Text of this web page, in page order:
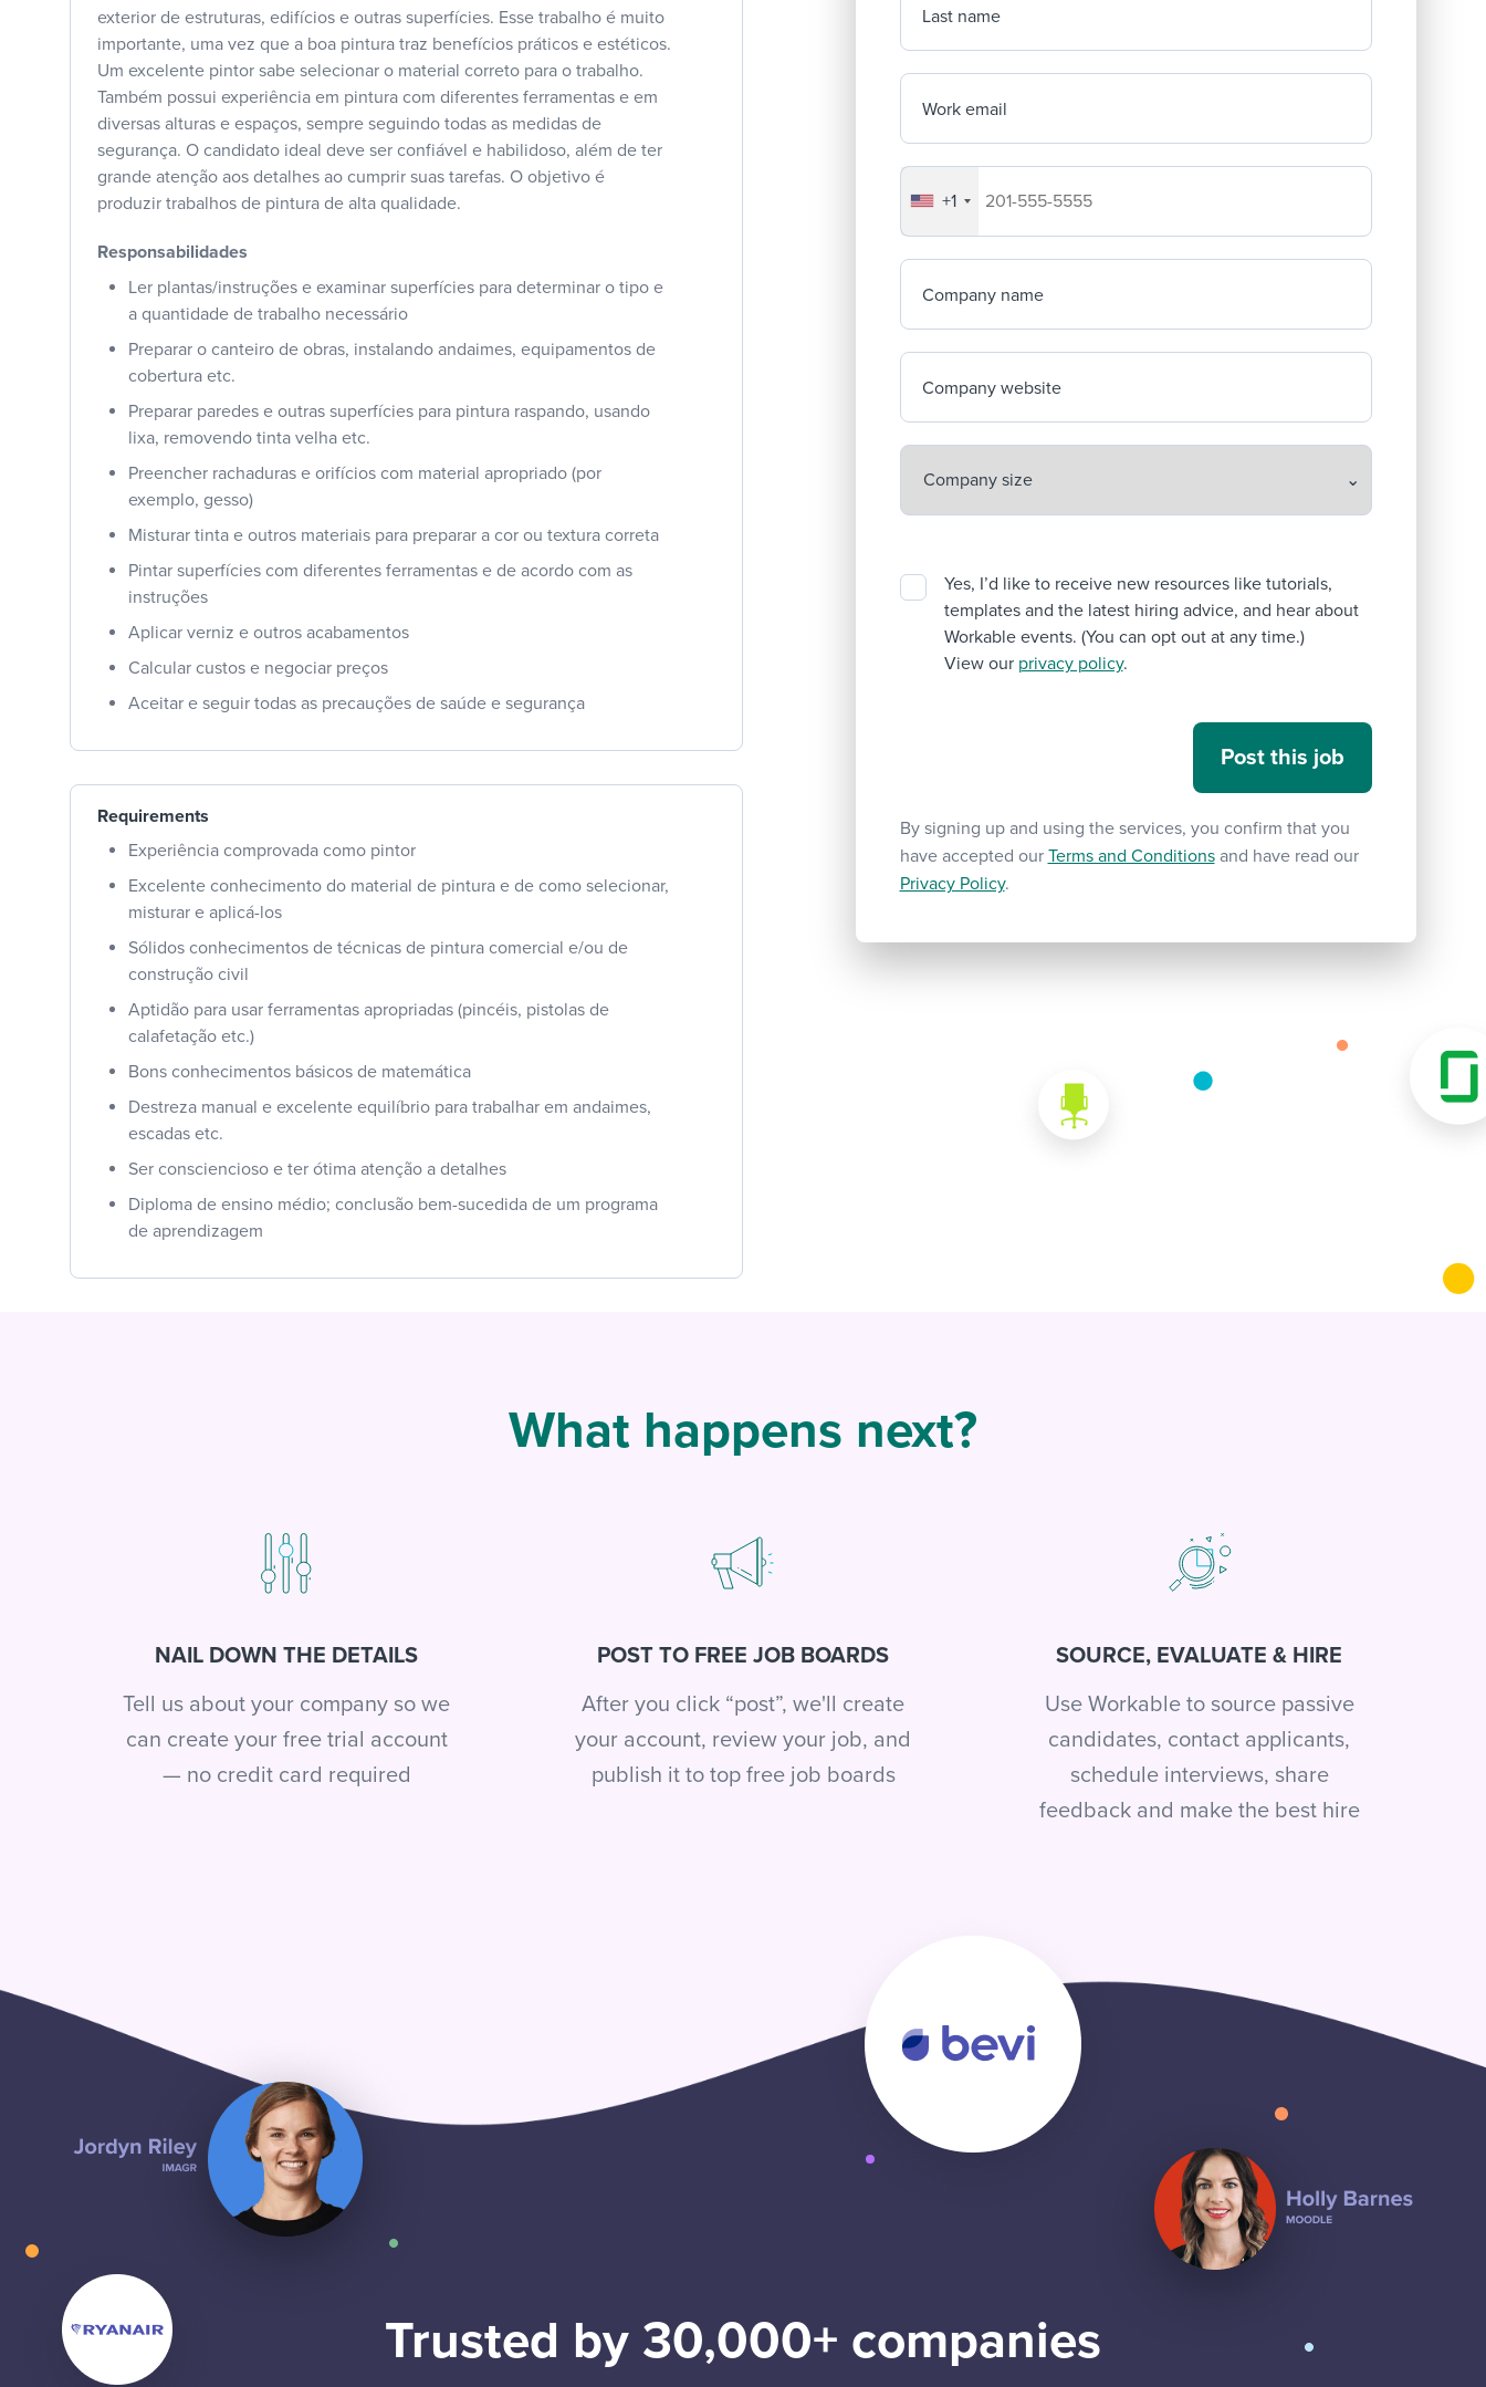
exterior de estruturas, edifícios e outras superfícies. Esse trabalho é muito
importante, uma vez que a boa pintura traz benefícios práticos e estéticos.
Um excelente pintor sabe selecionar o material correto para o trabalho.
Também possui experiência em pintura com diferentes ferramentas e em
diversas alturas e espaços, sempre seguindo todas as medidas de
segurança. O candidato ideal deve ser confiável e habilidoso, além de ter
grande atenção aos detalhes ao cumprir suas tarefas. O objetivo é
produzir trabalhos de pintura de alta qualidade.
Responsabilidades
Ler plantas/instruções e examinar superfícies para determinar o tipo e
a quantidade de trabalho necessário
Preparar o canteiro de obras, instalando andaimes, equipamentos de
cobertura etc.
Preparar paredes e outras superfícies para pintura raspando, usando
lixa, removendo tinta velha etc.
Preencher rachaduras e orifícios com material apropriado (por
exemplo, gesso)
Misturar tinta e outros materiais para preparar a cor ou textura correta
Pintar superfícies com diferentes ferramentas e de acordo com as
instruções
Aplicar verniz e outros acabamentos
Calcular custos e negociar preços
Aceitar e seguir todas as precauções de saúde e segurança
Requirements
Experiência comprovada como pintor
Excelente conhecimento do material de pintura e de como selecionar,
misturar e aplicá-los
Sólidos conhecimentos de técnicas de pintura comercial e/ou de
construção civil
Aptidão para usar ferramentas apropriadas (pincéis, pistolas de
calafetação etc.)
Bons conhecimentos básicos de matemática
Destreza manual e excelente equilíbrio para trabalhar em andaimes,
escadas etc.
Ser consciencioso e ter ótima atenção a detalhes
Diploma de ensino médio; conclusão bem-sucedida de um programa
de aprendizagem
Last name
Work email
Your company's phone number
+1
Company name
Company website
Yes, I’d like to receive new resources like tutorials,
templates and the latest hiring advice, and hear about
Workable events. (You can opt out at any time.)
View our privacy policy.
By signing up and using the services, you confirm that you
have accepted our Terms and Conditionsand have read our
Privacy Policy.
What happens next?
NAIL DOWN THE DETAILS
Tell us about your company so we
can create your free trial account
— no credit card required
POST TO FREE JOB BOARDS
After you click “post”, we'll create
your account, review your job, and
publish it to top free job boards
SOURCE, EVALUATE & HIRE
Use Workable to source passive
candidates, contact applicants,
schedule interviews, share
feedback and make the best hire
Trusted by 30,000+ companies